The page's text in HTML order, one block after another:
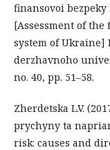
finansovoi
[Assessment of
system of Ukraine]
derzhavnoho
no. 40, pp. 51–58.
Zherdetska L.V.
prychyny ta
risk: causes and